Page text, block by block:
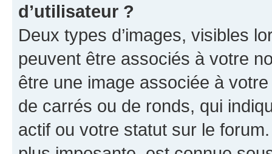
d’utilisateur ?
Deux types d’images, visibles
peuvent être associés à votre
être une image associée à
de carrés ou de ronds, qui
actif ou votre statut sur le